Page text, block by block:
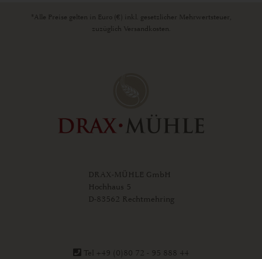
*Alle Preise gelten in Euro (€) inkl. gesetzlicher Mehrwertsteuer,
zuzüglich Versandkosten.
DRAX-MÜHLE GmbH
Hochhaus 5
D-83562 Rechtmehring
Tel +49 (0)80 72 - 95 888 44